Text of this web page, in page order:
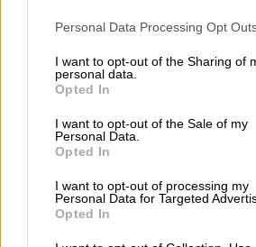
Please note that this website/app uses
not limited to your visit or usage
grant or deny consent to Google and its
use your data for below specified
consent section.
Personal Data Processing Opt
I want to opt-out of the Sharing of
personal data.
Opted In
I want to opt-out of the Sale of my
Personal Data.
Opted In
I want to opt-out of processing my
Personal Data for Targeted
Opted In